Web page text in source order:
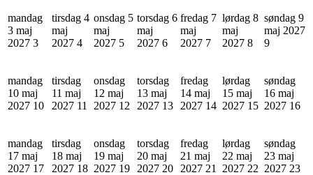
mandag
3 maj
2027 3
tirsdag 4
maj
2027 4
onsdag 5
maj
2027 5
torsdag 6
maj
2027 6
fredag 7
maj
2027 7
lørdag 8
maj
2027 8
søndag 9
maj 2027
9
mandag
10 maj
2027 10
tirsdag
11 maj
2027 11
onsdag
12 maj
2027 12
torsdag
13 maj
2027 13
fredag
14 maj
2027 14
lørdag
15 maj
2027 15
søndag
16 maj
2027 16
mandag
17 maj
2027 17
tirsdag
18 maj
2027 18
onsdag
19 maj
2027 19
torsdag
20 maj
2027 20
fredag
21 maj
2027 21
lørdag
22 maj
2027 22
søndag
23 maj
2027 23